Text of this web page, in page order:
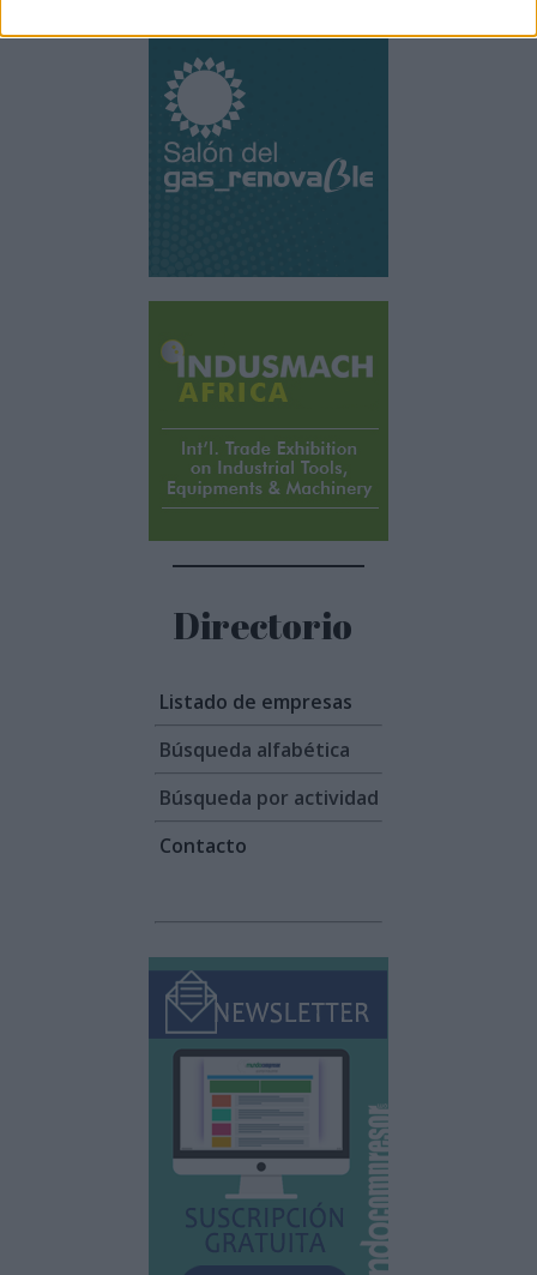
Directorio
Listado de empresas
Búsqueda alfabética
Búsqueda por actividad
Contacto